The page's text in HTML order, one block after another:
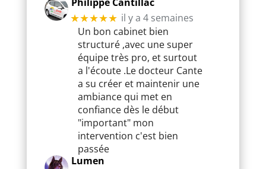
★★★★★ il y a 4 semaines
Un bon cabinet bien
structuré ,avec une super
équipe très pro, et surtout
a l'écoute .Le docteur Cante
a su créer et maintenir une
ambiance qui met en
confiance dès le début
"important" mon
intervention c'est bien
passée
Lumen